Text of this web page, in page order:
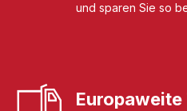
und sparen Sie so